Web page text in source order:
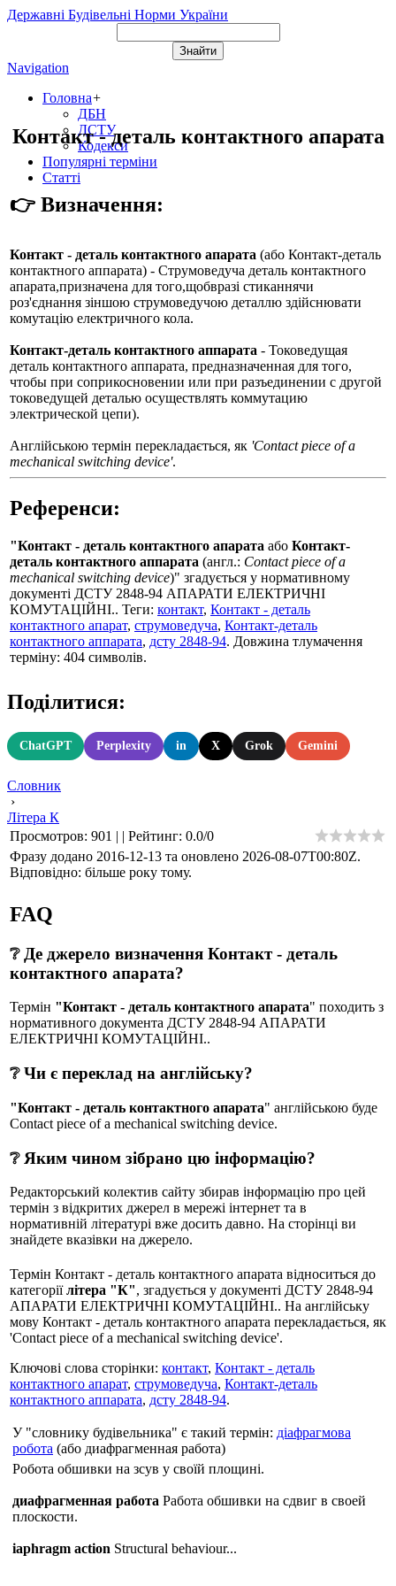
Державні Будівельні Норми України
Navigation
Головна+
ДБН
ДСТУ
Кодекси
Популярні терміни
Статті
Контакт - деталь контактного апарата
👉 Визначення:
Контакт - деталь контактного апарата (або Контакт-деталь
контактного аппарата) - Струмоведуча деталь контактного
апарата,призначена для того,щобвразі стиканнячи
роз'єднання зіншою струмоведучою деталлю здійснювати
комутацію електричного кола.
Контакт-деталь контактного аппарата - Токоведущая
деталь контактного аппарата, предназначенная для того,
чтобы при соприкосновении или при разъединении с другой
токоведущей деталью осуществлять коммутацию
электрической цепи).
Англійською термін перекладається, як 'Contact piece of a
mechanical switching device'.
Референси:
"Контакт - деталь контактного апарата або Контакт-
деталь контактного аппарата (англ.: Contact piece of a
mechanical switching device)" згадується у нормативному
документі ДСТУ 2848-94 АПАРАТИ ЕЛЕКТРИЧНІ
КОМУТАЦІЙНІ.. Теги: контакт, Контакт - деталь
контактного апарат, струмоведуча, Контакт-деталь
контактного аппарата, дсту 2848-94. Довжина тлумачення
терміну: 404 символів.
Поділитися:
ChatGPT Perplexity in X Grok Gemini
Словник
›
Літера К
Просмотров: 901 | | Рейтинг: 0.0/0
Фразу додано 2016-12-13 та оновлено 2026-08-07T00:80Z.
Відповідно: більше року тому.
FAQ
❔ Де джерело визначення Контакт - деталь
контактного апарата?
Термін "Контакт - деталь контактного апарата" походить з
нормативного документа ДСТУ 2848-94 АПАРАТИ
ЕЛЕКТРИЧНІ КОМУТАЦІЙНІ..
❔ Чи є переклад на англійську?
"Контакт - деталь контактного апарата" англійською буде
Contact piece of a mechanical switching device.
❔ Яким чином зібрано цю інформацію?
Редакторський колектив сайту збирав інформацію про цей
термін з відкритих джерел в мережі інтернет та в
нормативній літературі вже досить давно. На сторінці ви
знайдете вказівки на джерело.
Термін Контакт - деталь контактного апарата відноситься до
категоріїлітера "К", згадується у документі ДСТУ 2848-94
АПАРАТИ ЕЛЕКТРИЧНІ КОМУТАЦІЙНІ.. На англійську
мову Контакт - деталь контактного апарата перекладається, як
'Contact piece of a mechanical switching device'.
Ключові слова сторінки: контакт, Контакт - деталь
контактного апарат, струмоведуча, Контакт-деталь
контактного аппарата, дсту 2848-94.
У "словнику будівельника" є такий термін: діафрагмова
робота (або диафрагменная работа)
Робота обшивки на зсув у своїй площині.
диафрагменная работа Работа обшивки на сдвиг в своей
плоскости.
iaphragm action Structural behaviour...